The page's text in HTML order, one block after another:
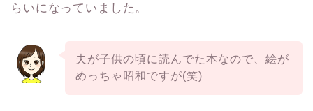
らいになっていました。
夫が子供の頃に読んでた本なので、絵が
めっちゃ昭和ですが(笑)